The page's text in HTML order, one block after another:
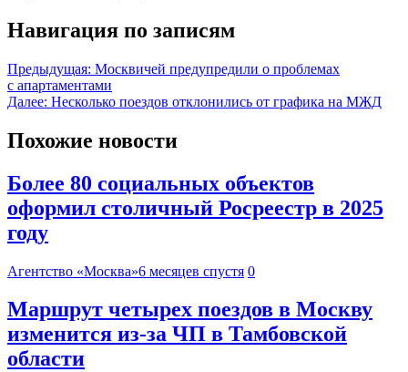
Навигация по записям
Предыдущая: Москвичей предупредили о проблемах
с апартаментами
Далее: Несколько поездов отклонились от графика на МЖД
Похожие новости
Более 80 социальных объектов
оформил столичный Росреестр в 2025
году
Агентство «Москва»6 месяцев спустя 0
Маршрут четырех поездов в Москву
изменится из-за ЧП в Тамбовской
области